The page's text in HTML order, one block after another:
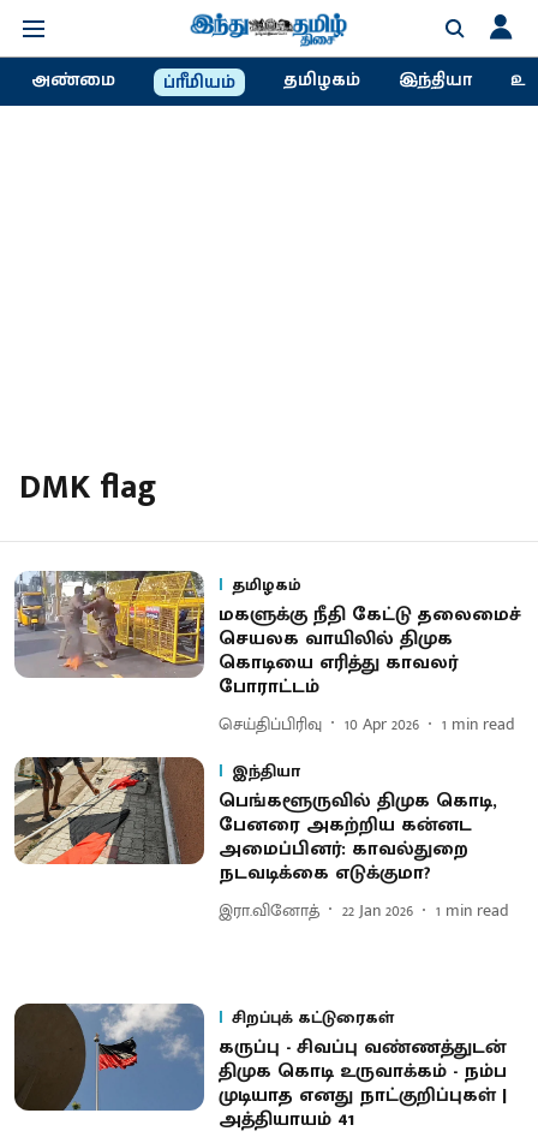
அண்மை ப்ரீமியம் தமிழகம் இந்தியா
DMK flag
தமிழகம்
மகளுக்கு நீதி கேட்டு தலைமைச்
செயலக வாயிலில் திமுக
கொடியை எரித்து காவலர்
போராட்டம்
செய்திப்பிரிவு 10 Apr 2026 1 min read
இந்தியா
பெங்களூருவில் திமுக கொடி,
பேனரை அகற்றிய கன்னட
அமைப்பினர்: காவல்துறை
நடவடிக்கை எடுக்குமா?
இரா.வினோத் 22 Jan 2026 1 min read
சிறப்புக் கட்டுரைகள்
கருப்பு - சிவப்பு வண்ணத்துடன்
திமுக கொடி உருவாக்கம் - நம்ப
முடியாத எனது நாட்குறிப்புகள் |
அத்தியாயம் 41